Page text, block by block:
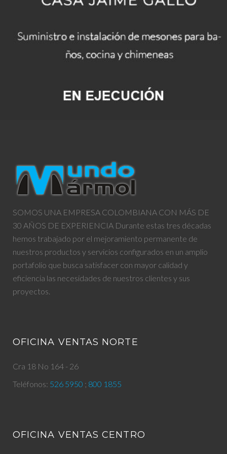
2017
Suministro e instalación de mesones para baños, cocina y chimeneas
SOMOS UNA EMPRESA COLOMBIANA CON MÁS DE
30 AÑOS DE EXPERIENCIA Durante estas tres décadas
hemos trabajado por el mejoramiento permanente de
nuestros productos y servicios configurados en un amplio
portafolio que busca satisfacer con mayor calidad y
eficiencia las necesidades de nuestros clientes y sus
proyectos.
OFICINA VENTAS NORTE
Cra 18 No 164 - 26
Teléfonos: 526 5950 ; 800 1855
OFICINA VENTAS CENTRO